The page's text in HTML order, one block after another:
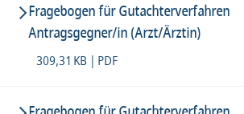
Fragebogen für Gutachterverfahren
Antragsgegner/in (Arzt/Ärztin)
309,31 KB | PDF